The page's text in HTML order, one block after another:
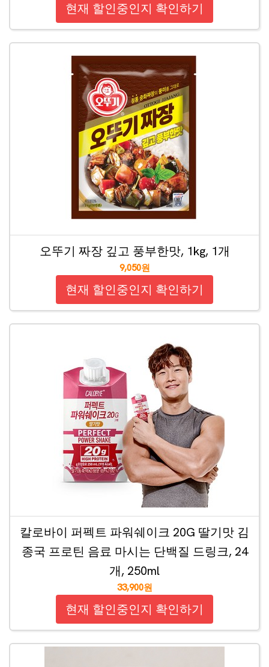
현재 할인중인지 확인하기
오뚜기 짜장 깊고 풍부한맛, 1kg, 1개
9,050원
현재 할인중인지 확인하기
칼로바이 퍼펙트 파워쉐이크 20G 딸기맛 김
종국 프로틴 음료 마시는 단백질 드링크, 24
개, 250ml
33,900원
현재 할인중인지 확인하기